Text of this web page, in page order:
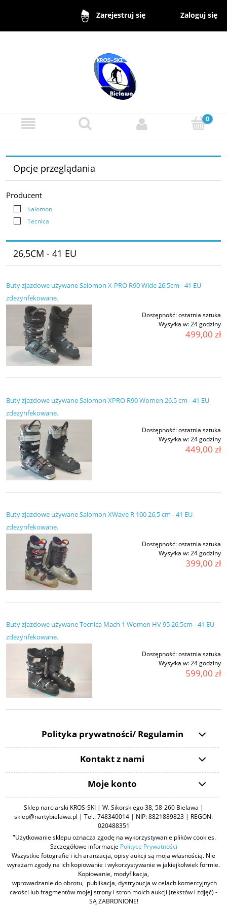
Zarejestruj się Zaloguj się
Opcje przeglądania
Producent
Salomon
Tecnica
26,5CM - 41 EU
Buty zjazdowe używane Salomon X-PRO R90 Wide 26,5cm - 41 EU
zdezynfekowane.
Dostępność:ostatnia sztuka
Wysyłka w:24 godziny
499,00 zł
Buty zjazdowe używane Salomon XPRO R90 Women 26,5 cm - 41 EU
zdezynfekowane.
Dostępność:ostatnia sztuka
Wysyłka w:24 godziny
449,00 zł
Buty zjazdowe używane Salomon XWave R 100 26,5 cm - 41 EU
zdezynfekowane.
Dostępność:ostatnia sztuka
Wysyłka w:24 godziny
399,00 zł
Buty zjazdowe używane Tecnica Mach 1 Women HV 95 26,5cm - 41 EU
zdezynfekowane.
Dostępność:ostatnia sztuka
Wysyłka w:24 godziny
599,00 zł
Polityka prywatności/ Regulamin
Kontakt z nami
Moje konto
Sklep narciarski KROS-SKI | W. Sikorskiego 38, 58-260 Bielawa |
sklep@nartybielawa.pl | Tel.: 748340014 | NIP: 8821889823 | REGON:
020488351
"Użytkowanie sklepu oznacza zgodę na wykorzystywanie plików cookies.
Szczegółowe informacje Polityce Prywatności
Wszystkie fotografie i ich aranżacja, opisy aukcji są moją własnością. Nie
wyrażam zgody na ich kopiowanie i wykorzystywanie w jakiejkolwiek formie.
Kopiowanie, modyfikacja,
wprowadzanie do obrotu, publikacja, dystrybucja w celach komercyjnych
całości lub fragmentów mojej strony i stron moich aukcji (tekstów i zdjęć) -
SĄ ZABRONIONE!